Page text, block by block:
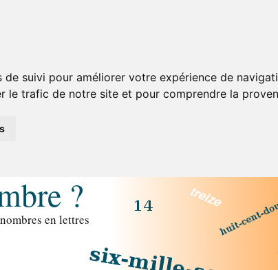
suivi pour améliorer votre expérience de
le trafic de notre site et pour comprendre la
?
en lettres